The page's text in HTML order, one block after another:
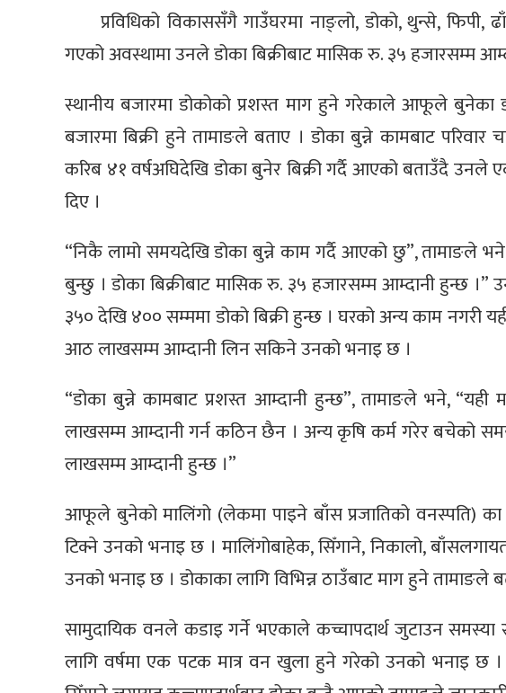
प्रविधिको विकाससँगै गाउँघरमा नाङ्लो, डोको, थुन्से, फिपी,
गएको अवस्थामा उनले डोका बिक्रीबाट मासिक रु. ३५ हजारसम्म
स्थानीय बजारमा डोकोको प्रशस्त माग हुने गरेकाले आफूले बुनेका
बजारमा बिक्री हुने तामाङले बताए । डोका बुन्ने कामबाट
करिब ४१ वर्षअघिदेखि डोका बुनेर बिक्री गर्दै आएको बताउँदै उनले
दिए ।
“निकै लामो समयदेखि डोका बुन्ने काम गर्दै आएको छु”, तामाङले
बुन्छु । डोका बिक्रीबाट मासिक रु. ३५ हजारसम्म आम्दानी हुन्छ ।”
३५० देखि ४०० सम्ममा डोको बिक्री हुन्छ । घरको अन्य काम नगरी
आठ लाखसम्म आम्दानी लिन सकिने उनको भनाइ छ ।
“डोका बुन्ने कामबाट प्रशस्त आम्दानी हुन्छ”, तामाङले भने, “यही
लाखसम्म आम्दानी गर्न कठिन छैन । अन्य कृषि कर्म गरेर बचेको
लाखसम्म आम्दानी हुन्छ ।”
आफूले बुनेको मालिंगो (लेकमा पाइने बाँस प्रजातिको वनस्पति) का
टिक्ने उनको भनाइ छ । मालिंगोबाहेक, सिँगाने, निकालो,
उनको भनाइ छ । डोकाका लागि विभिन्न ठाउँबाट माग हुने तामाङले
सामुदायिक वनले कडाइ गर्ने भएकाले कच्चापदार्थ जुटाउन समस्या
लागि वर्षमा एक पटक मात्र वन खुला हुने गरेको उनको भनाइ छ ।